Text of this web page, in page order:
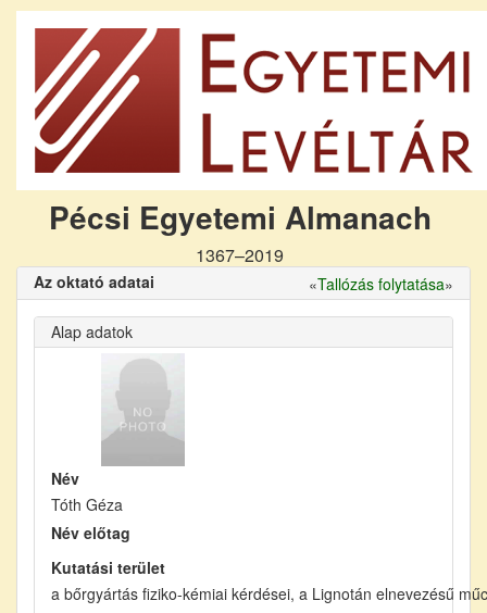
Pécsi Egyetemi Almanach
1367–2019
Az oktató adatai «Tallózás folytatása»
Alap adatok
Név
Tóth Géza
Név előtag
Kutatási terület
a bőrgyártás fiziko-kémiai kérdései, a Lignotán elnevezésű